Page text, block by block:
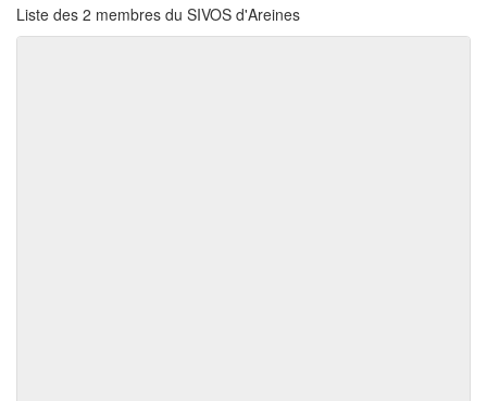
Liste des 2 membres du SIVOS d'Areines